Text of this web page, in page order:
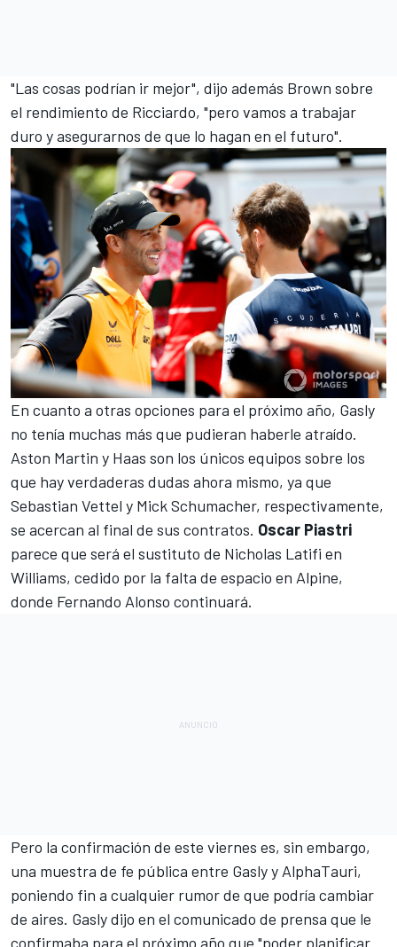
"Las cosas podrían ir mejor", dijo además Brown sobre
el rendimiento de Ricciardo, "pero vamos a trabajar
duro y asegurarnos de que lo hagan en el futuro".
En cuanto a otras opciones para el próximo año, Gasly
no tenía muchas más que pudieran haberle atraído.
Aston Martin y Haas son los únicos equipos sobre los
que hay verdaderas dudas ahora mismo, ya que
Sebastian Vettel y Mick Schumacher, respectivamente,
se acercan al final de sus contratos. Oscar Piastri
parece que será el sustituto de Nicholas Latifi en
Williams, cedido por la falta de espacio en Alpine,
donde Fernando Alonso continuará.
Pero la confirmación de este viernes es, sin embargo,
una muestra de fe pública entre Gasly y AlphaTauri,
poniendo fin a cualquier rumor de que podría cambiar
de aires. Gasly dijo en el comunicado de prensa que le
confirmaba para el próximo año que "poder planificar